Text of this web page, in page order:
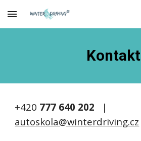
Skip to main content
Kontakt
+420 777 640 202 |
autoskola@winterdriving.cz